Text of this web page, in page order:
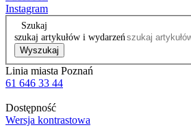
Instagram
Szukaj
szukaj artykułów i wydarzeń
Wyszukaj
Linia miasta Poznań
61 646 33 44
Dostępność
Wersja kontrastowa